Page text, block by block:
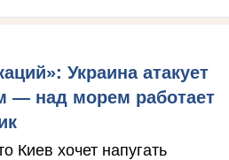
Украина атакует
— над морем работает
Киев хочет напугать